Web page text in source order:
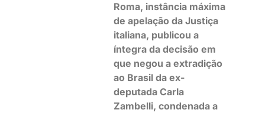
Roma, instância máxima
de apelação da Justiça
italiana, publicou a
íntegra da decisão em
que negou a extradição
ao Brasil da ex-
deputada Carla
Zambelli, condenada a